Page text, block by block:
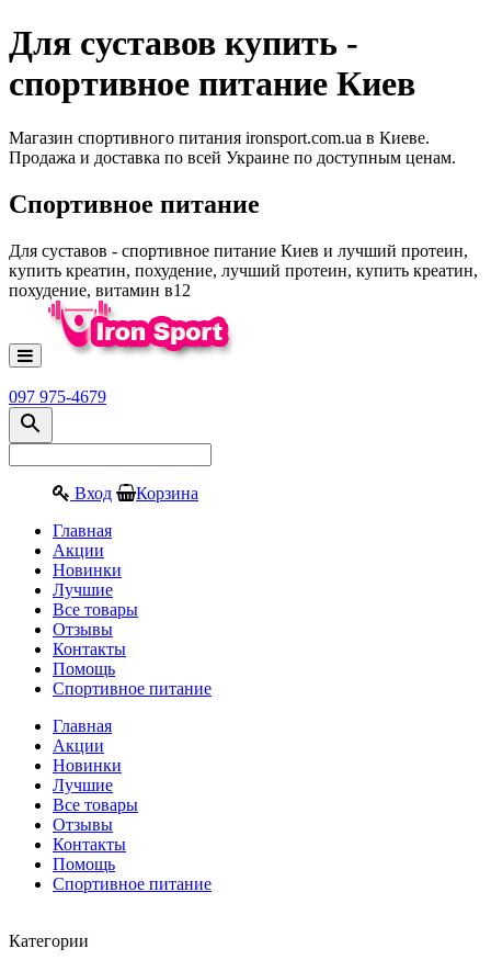
Для суставов купить -
спортивное питание Киев
Магазин спортивного питания ironsport.com.ua в Киеве.
Продажа и доставка по всей Украине по доступным ценам.
Спортивное питание
Для суставов - спортивное питание Киев и лучший протеин,
купить креатин, похудение, лучший протеин, купить креатин,
похудение, витамин в12
097 975-4679
Вход Корзина
Главная
Акции
Новинки
Лучшие
Все товары
Отзывы
Контакты
Помощь
Спортивное питание
Главная
Акции
Новинки
Лучшие
Все товары
Отзывы
Контакты
Помощь
Спортивное питание
Категории